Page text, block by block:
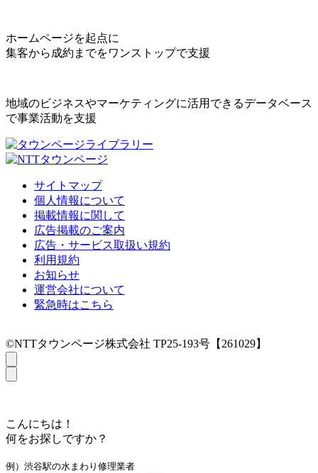
ホームページを起点に
集客から成約までをワンストップで支援
地域のビジネスやマーケティングに活用できるデータベース
で事業活動を支援
サイトマップ
個人情報について
掲載情報に関して
広告掲載のご案内
広告・サービス取扱い規約
利用規約
お知らせ
運営会社について
緊急時はこちら
©NTTタウンページ株式会社 TP25-193号【261029】
こんにちは！
何をお探しですか？
例）渋谷駅の水まわり修理業者